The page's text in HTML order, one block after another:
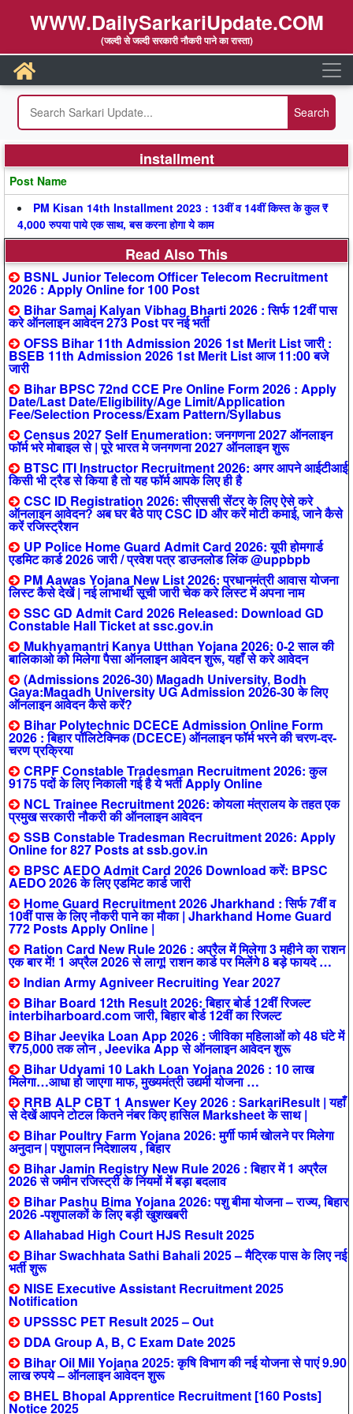
WWW.DailySarkariUpdate.COM
(जल्दी से जल्दी सरकारी नौकरी पाने का रास्ता)
installment
Post Name
PM Kisan 14th Installment 2023 : 13वीं व 14वीं किस्त के कुल ₹
4,000 रुपया पाये एक साथ, बस करना होगा ये काम
Read Also This
BSNL Junior Telecom Officer Telecom Recruitment
2026 : Apply Online for 100 Post
Bihar Samaj Kalyan Vibhag Bharti 2026 : सिर्फ 12वीं पास
करे ऑनलाइन आवेदन 273 Post पर नई भर्ती
OFSS Bihar 11th Admission 2026 1st Merit List जारी :
BSEB 11th Admission 2026 1st Merit List आज 11:00 बजे
जारी
Bihar BPSC 72nd CCE Pre Online Form 2026 : Apply
Date/Last Date/Eligibility/Age Limit/Application
Fee/Selection Process/Exam Pattern/Syllabus
Census 2027 Self Enumeration: जनगणना 2027 ऑनलाइन
फॉर्म भरे मोबाइल से | पूरे भारत मे जनगणना 2027 ऑनलाइन शुरू
BTSC ITI Instructor Recruitment 2026: अगर आपने आईटीआई
किसी भी ट्रैड से किया है तो यह फॉर्म आपके लिए ही है
CSC ID Registration 2026: सीएससी सेंटर के लिए ऐसे करे
ऑनलाइन आवेदन? अब घर बैठे पाए CSC ID और करें मोटी कमाई, जाने कैसे
करें रजिस्ट्रैशन
UP Police Home Guard Admit Card 2026: यूपी होमगार्ड
एडमिट कार्ड 2026 जारी / प्रवेश पत्र डाउनलोड लिंक @uppbpb
PM Aawas Yojana New List 2026: प्रधानमंत्री आवास योजना
लिस्ट कैसे देखें | नई लाभार्थी सूची जारी चेक करे लिस्ट में अपना नाम
SSC GD Admit Card 2026 Released: Download GD
Constable Hall Ticket at ssc.gov.in
Mukhyamantri Kanya Utthan Yojana 2026: 0-2 साल की
बालिकाओ को मिलेगा पैसा ऑनलाइन आवेदन शुरू, यहाँ से करे आवेदन
(Admissions 2026-30) Magadh University, Bodh
Gaya:Magadh University UG Admission 2026-30 के लिए
ऑनलाइन आवेदन कैसे करें?
Bihar Polytechnic DCECE Admission Online Form
2026 : बिहार पॉलिटेक्निक (DCECE) ऑनलाइन फॉर्म भरने की चरण-दर-
चरण प्रक्रिया
CRPF Constable Tradesman Recruitment 2026: कुल
9175 पदों के लिए निकाली गई है ये भर्ती Apply Online
NCL Trainee Recruitment 2026: कोयला मंत्रालय के तहत एक
प्रमुख सरकारी नौकरी की ऑनलाइन आवेदन
SSB Constable Tradesman Recruitment 2026: Apply
Online for 827 Posts at ssb.gov.in
BPSC AEDO Admit Card 2026 Download करें: BPSC
AEDO 2026 के लिए एडमिट कार्ड जारी
Home Guard Recruitment 2026 Jharkhand : सिर्फ 7वीं व
10वीं पास के लिए नौकरी पाने का मौका | Jharkhand Home Guard
772 Posts Apply Online |
Ration Card New Rule 2026 : अप्रैल में मिलेगा 3 महीने का राशन
एक बार में! 1 अप्रैल 2026 से लागू! राशन कार्ड पर मिलेंगे 8 बड़े फायदे …
Indian Army Agniveer Recruiting Year 2027
Bihar Board 12th Result 2026: बिहार बोर्ड 12वीं रिजल्ट
interbiharboard.com जारी, बिहार बोर्ड 12वीं का रिजल्ट
Bihar Jeevika Loan App 2026 : जीविका महिलाओं को 48 घंटे में
₹75,000 तक लोन , Jeevika App से ऑनलाइन आवेदन शुरू
Bihar Udyami 10 Lakh Loan Yojana 2026 : 10 लाख
मिलेगा…आधा हो जाएगा माफ, मुख्यमंत्री उद्यमी योजना …
RRB ALP CBT 1 Answer Key 2026 : SarkariResult | यहाँ
से देखें आपने टोटल कितने नंबर किए हासिल Marksheet के साथ |
Bihar Poultry Farm Yojana 2026: मुर्गी फार्म खोलने पर मिलेगा
अनुदान | पशुपालन निदेशालय , बिहार
Bihar Jamin Registry New Rule 2026 : बिहार में 1 अप्रैल
2026 से जमीन रजिस्ट्री के नियमों में बड़ा बदलाव
Bihar Pashu Bima Yojana 2026: पशु बीमा योजना – राज्य, बिहार
2026 -पशुपालकों के लिए बड़ी खुशखबरी
Allahabad High Court HJS Result 2025
Bihar Swachhata Sathi Bahali 2025 – मैट्रिक पास के लिए नई
भर्ती शुरू
NISE Executive Assistant Recruitment 2025
Notification
UPSSSC PET Result 2025 – Out
DDA Group A, B, C Exam Date 2025
Bihar Oil Mil Yojana 2025: कृषि विभाग की नई योजना से पाएं 9.90
लाख रुपये – ऑनलाइन आवेदन शुरू
BHEL Bhopal Apprentice Recruitment [160 Posts]
Notice 2025